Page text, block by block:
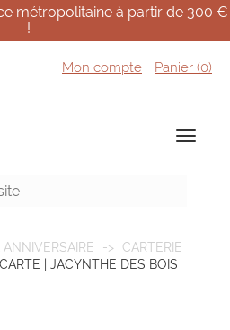
métropolitaine à partir de 300 €
!
Mon compte Panier (0)
ANNIVERSAIRE
CARTERIE
| JACYNTHE DES BOIS